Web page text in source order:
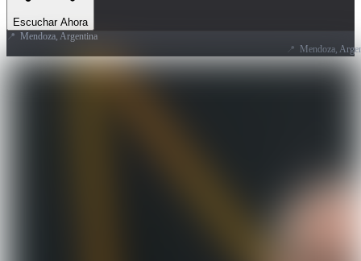
Escuchar Ahora
📍 Mendoza, Argentina
Mendoza, Argentina